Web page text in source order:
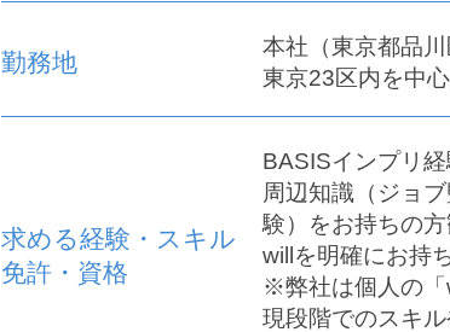
勤務地
本社（東京都品川
東京23区内を中
求める経験・スキル
免許・資格
BASISインプリ経
周辺知識（ジョ
験）をお持ちの方
willを明確にお持
※弊社は個人の「
現段階でのスキ